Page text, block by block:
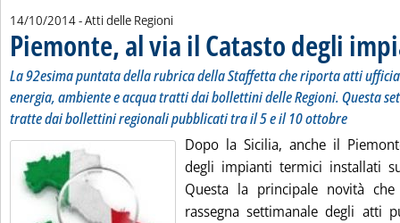
14/10/2014- Atti delle Regioni
Piemonte, al via il Catasto degli
La 92esima puntata della rubrica della Staffetta che riporta atti
energia, ambiente e acqua tratti dai bollettini delle Regioni. Questa
tratte dai bollettini regionali pubblicati tra il 5 e il 10 ottobre
Dopo la Sicilia, anche il
degli impianti termici installati
Questa la principale novità
rassegna settimanale degli atti